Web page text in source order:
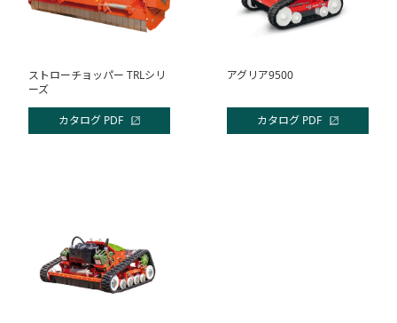
ストローチョッパー TRLシリ
ーズ
カタログ PDF
アグリア9500
カタログ PDF